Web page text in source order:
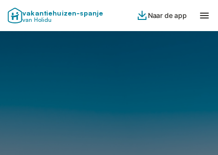
vakantiehuizen-spanje
van Holidu
Naar de app